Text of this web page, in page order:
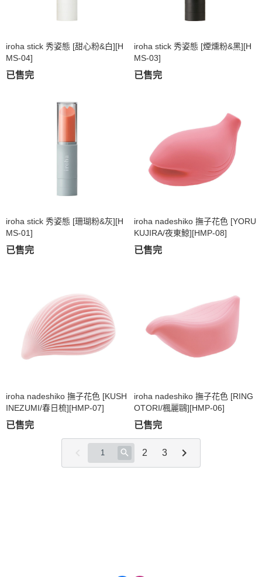
iroha stick 秀姿態 [甜心粉&白][H
MS-04]
已售完
iroha stick 秀姿態 [煙燻粉&黑][H
MS-03]
已售完
iroha stick 秀姿態 [珊瑚粉&灰][H
MS-01]
已售完
iroha nadeshiko 撫子花色 [YORU
KUJIRA/夜東鯨][HMP-08]
已售完
iroha nadeshiko 撫子花色 [KUSH
INEZUMI/春日梳][HMP-07]
已售完
iroha nadeshiko 撫子花色 [RING
OTORI/楓麗鷗][HMP-06]
已售完
2 3